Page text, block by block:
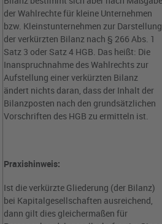
der Wahlrechte für kleine Unternehmen
bzw. Kleinstunternehmen zur Darstellung
der verkürzten Bilanz nach § 266 Abs. 1
Satz 3 oder Satz 4 HGB. Das heißt: Die
Inanspruchnahme des Wahlrechts zur
Aufstellung einer verkürzten Bilanz
ändert nichts daran, dass der Inhalt der
Bilanzposten nach den grundsätzlichen
Vorschriften des HGB zu ermitteln ist.
Praxishinweis:
Ist die verkürzte Gliederung (der Bilanz)
bei Kapitalgesellschaften ausreichend,
dann gilt dies gleichermaßen für